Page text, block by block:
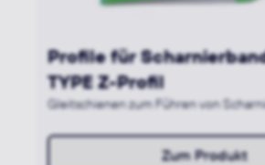
Profile für
TYPE Z-Profil
Gleitschienen zum Führen von
Zum Produkt